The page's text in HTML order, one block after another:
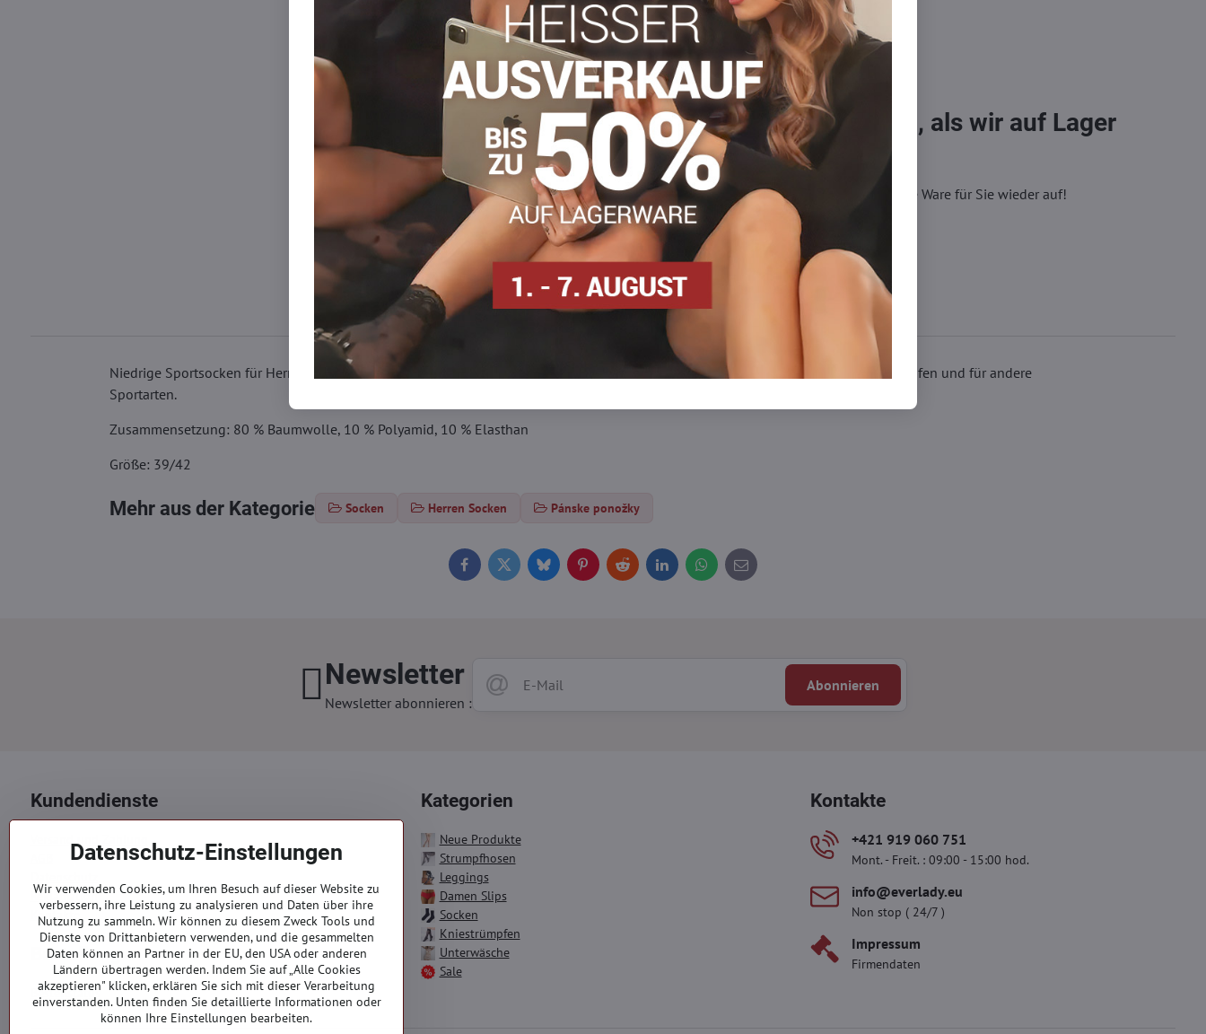
Werden Sie Teil von everlady und
genießen Sie einen5 %
Mitgliedervorteil
bei jedem Einkauf.
Der Vorteil wird automatisch im
Warenkorb angewendet.
Möchten Sie mehr bestellen, als wir auf Lager
haben?
Zögern Sie nicht, uns zu kontaktieren, wir füllen die Ware für Sie wieder auf!
info​@everlady​.eu
Beschreibung Bewertungen 0 Diskussion 0
Niedrige Sportsocken für Herren aus hochwertiger Baumwolle. Die Socken haben auf der Unterseite Frottee. Sie eignen sich zum Laufen und für andere
Sportarten.
Zusammensetzung: 80 % Baumwolle, 10 % Polyamid, 10 % Elasthan
Größe: 39/42
Mehr aus der Kategorie Socken Herren Socken Pánske ponožky
FacebookTwitterBlueskyPinterestRedditLinkedInWhatsApp
E-
mail
Newsletter
Newsletter abonnieren :
Abonnieren
Kundendienste
Reklamation
Kontakte
Bestellungen
Bestellstatus
Kategorien
Neue Produkte
Strumpfhosen
Leggings
Damen Slips
Socken
Kniestrümpfen
Unterwäsche
Sale
Kontakte
+421 919 060 751
Mont. - Freit. : 09:00 - 15:00 hod.
info​@everlady​.eu
Non stop ( 24/7 )
Impressum
Firmendaten
Datenschutz-Einstellungen
Wir verwenden Cookies, um Ihren Besuch auf dieser Website zu
verbessern, ihre Leistung zu analysieren und Daten über ihre
Nutzung zu sammeln. Wir können zu diesem Zweck Tools und
Dienste von Drittanbietern verwenden, und die gesammelten
Daten können an Partner in der EU, den USA oder anderen
Ländern übertragen werden. Indem Sie auf „Alle Cookies
akzeptieren" klicken, erklären Sie sich mit dieser Verarbeitung
einverstanden. Unten finden Sie detaillierte Informationen oder
können Ihre Einstellungen bearbeiten.